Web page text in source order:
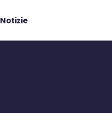
Notizie